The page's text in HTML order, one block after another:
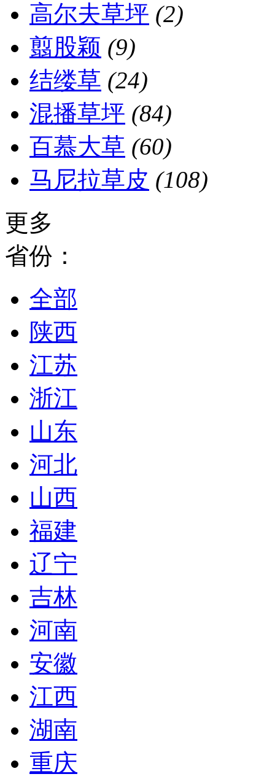
高尔夫草坪 (2)
翦股颖 (9)
结缕草 (24)
混播草坪 (84)
百慕大草 (60)
马尼拉草皮 (108)
更多
省份：
全部
陕西
江苏
浙江
山东
河北
山西
福建
辽宁
吉林
河南
安徽
江西
湖南
重庆